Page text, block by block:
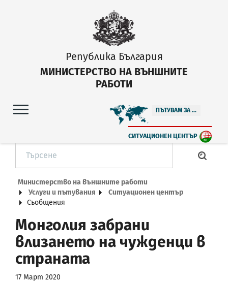
Република България
МИНИСТЕРСТВО НА ВЪНШНИТЕ
РАБОТИ
ПЪТУВАМ ЗА ...
СИТУАЦИОНЕН ЦЕНТЪР
Министерство на външните работи
Услуги и пътувания
Ситуационен център
Съобщения
Монголия забрани
влизането на чужденци в
страната
17 Март 2020